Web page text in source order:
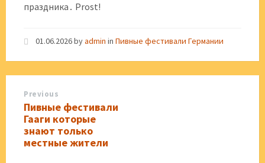
праздника․ Prost!
01.06.2026byadmin in Пивные фестивали Германии
Previous
Пивные фестивали
Гааги которые
знают только
местные жители